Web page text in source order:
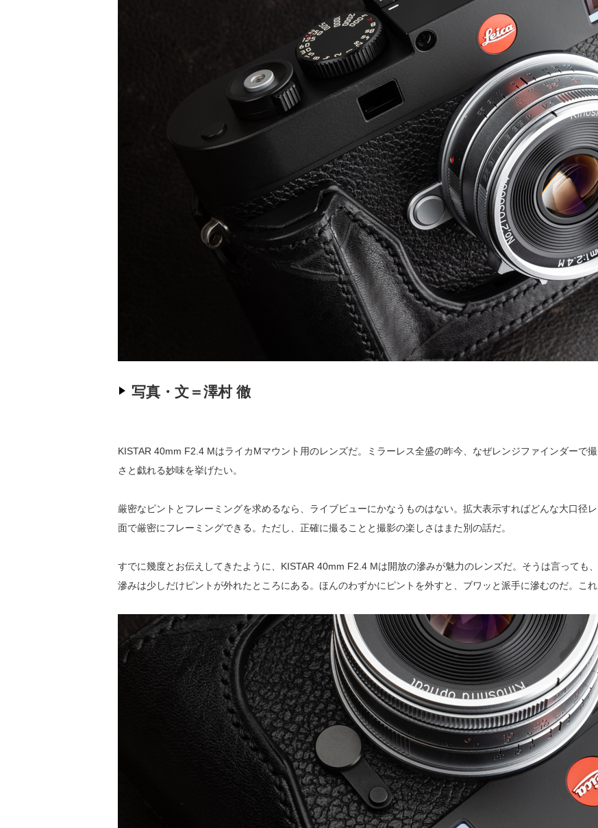
写真・文＝澤村 徹
KISTAR 40mm F2.4 MはライカMマウント用のレンズだ。ミラーレス全盛の昨今、なぜレンジファインダー
さと戯れる妙味を挙げたい。
厳密なピントとフレーミングを求めるなら、ライブビューにかなうものはない。拡大表示すればどんな大口径
面で厳密にフレーミングできる。ただし、正確に撮ることと撮影の楽しさはまた別の話だ。
すでに幾度とお伝えしてきたように、KISTAR 40mm F2.4 Mは開放の滲みが魅力のレンズだ。そうは言っても
滲みは少しだけピントが外れたところにある。ほんのわずかにピントを外すと、ブワッと派手に滲むのだ。こ